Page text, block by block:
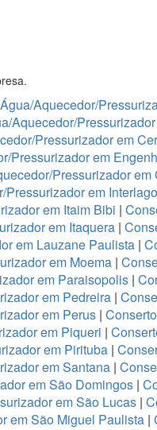
Aquecedor/
Aquecedor/
Pressurizador em
Pressurizador em
Pressurizador em
em
em Itaim Bibi |
em Itaquera |
em Lauzane Paulista |
em Moema|
em Paraisopolis|
em Pedreira|
em Perus|
em Piqueri |
em Pirituba |
em Santana|
em São Domingos|
em São Lucas|
em São Miguel Paulista |